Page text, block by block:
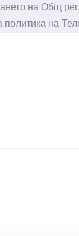
на Общ
на